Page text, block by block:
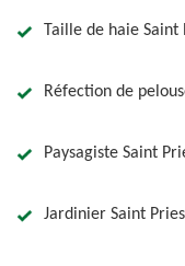
Taille de haie
Réfection de
Paysagiste Saint
Jardinier Saint